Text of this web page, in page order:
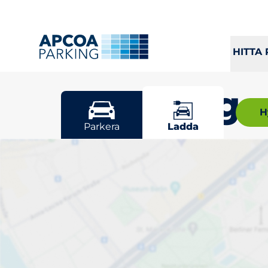
HITTA
Norsborg
Parkera Ladda
Välj din